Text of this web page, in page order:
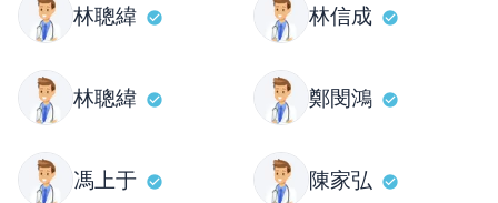
林聰緯 林信成
林聰緯 鄭閔鴻
馮上于 陳家弘